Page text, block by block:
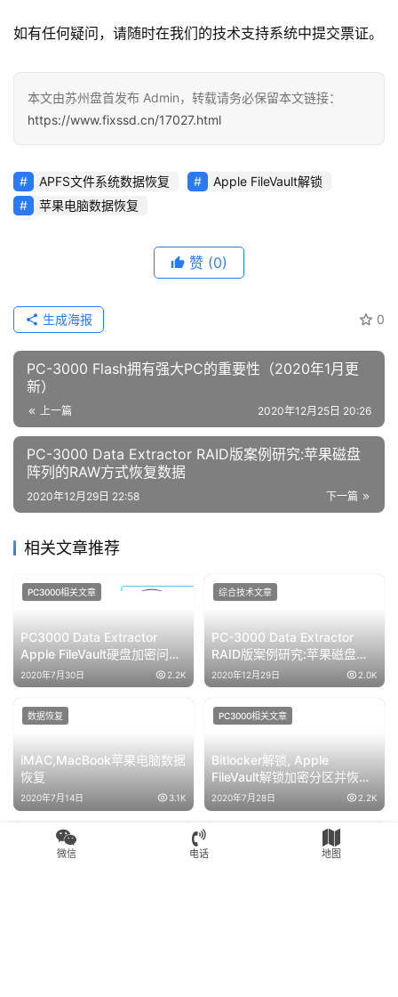
如有任何疑问，请随时在我们的技术支持系统中提交票证。
本文由苏州盘首发布 Admin，转载请务必保留本文链接：
https://www.fixssd.cn/17027.html
APFS文件系统数据恢复
Apple FileVault解锁
苹果电脑数据恢复
赞 (0)
0
生成海报
PC-3000 Flash拥有强大PC的重要性（2020年1月更
新）
上一篇 2020年12月25日 20:26
PC-3000 Data Extractor RAID版案例研究:苹果磁盘
阵列的RAW方式恢复数据
下一篇
2020年12月29日 22:58
相关文章推荐
PC3000 Data Extractor
Apple FileVault硬盘加密问题
和解决方案
2020年7月30日 2.2K
PC3000相关文章
PC-3000 Data Extractor
RAID版案例研究:苹果磁盘阵
列的RAW方式恢复数据
2020年12月29日 2.0K
综合技术文章
iMAC,MacBook苹果电脑数据
恢复
2020年7月14日 3.1K
数据恢复
Bitlocker解锁, Apple
FileVault解锁加密分区并恢复
数据
2020年7月28日 2.2K
PC3000相关文章
PC3000相关文章
微信 电话 地图